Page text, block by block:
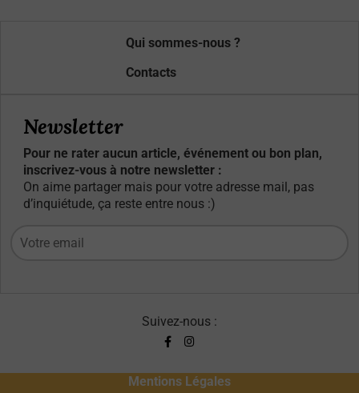
Qui sommes-nous ?
Contacts
Newsletter
Pour ne rater aucun article, événement ou bon plan,
inscrivez-vous à notre newsletter :
On aime partager mais pour votre adresse mail, pas
d’inquiétude, ça reste entre nous :)
Suivez-nous :
Mentions Légales